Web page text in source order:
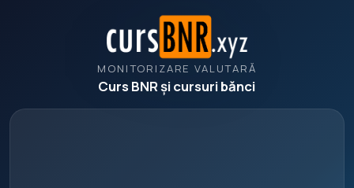
MONITORIZARE VALUTARĂ
Curs BNR și cursuri bănci